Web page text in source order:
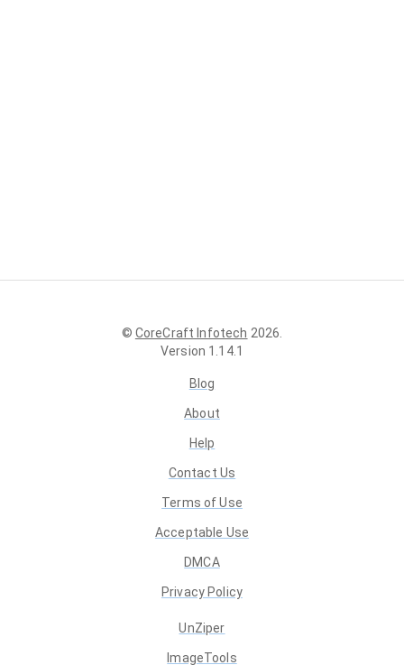
© CoreCraft Infotech 2026.
Version 1.14.1
Blog
About
Help
Contact Us
Terms of Use
Acceptable Use
DMCA
Privacy Policy
UnZiper
ImageTools